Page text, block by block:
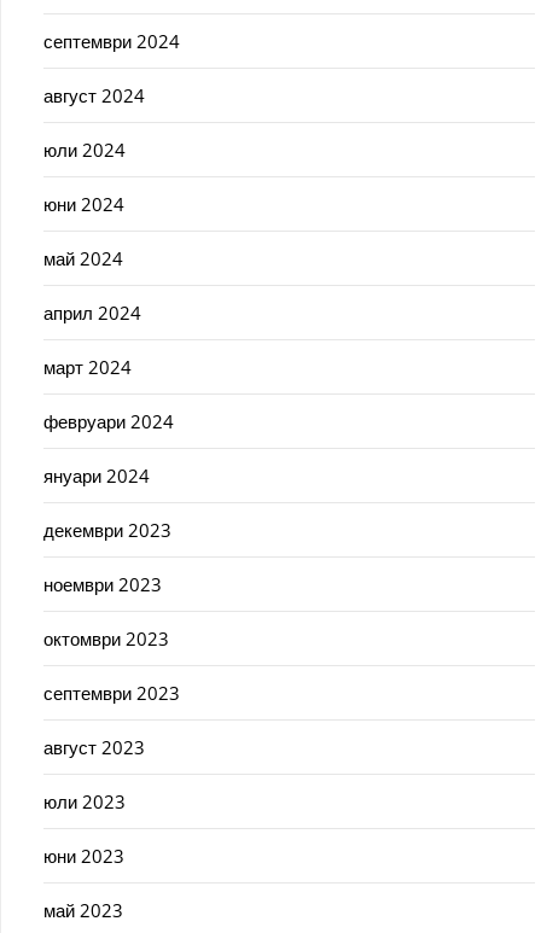
септември 2024
август 2024
юли 2024
юни 2024
май 2024
април 2024
март 2024
февруари 2024
януари 2024
декември 2023
ноември 2023
октомври 2023
септември 2023
август 2023
юли 2023
юни 2023
май 2023